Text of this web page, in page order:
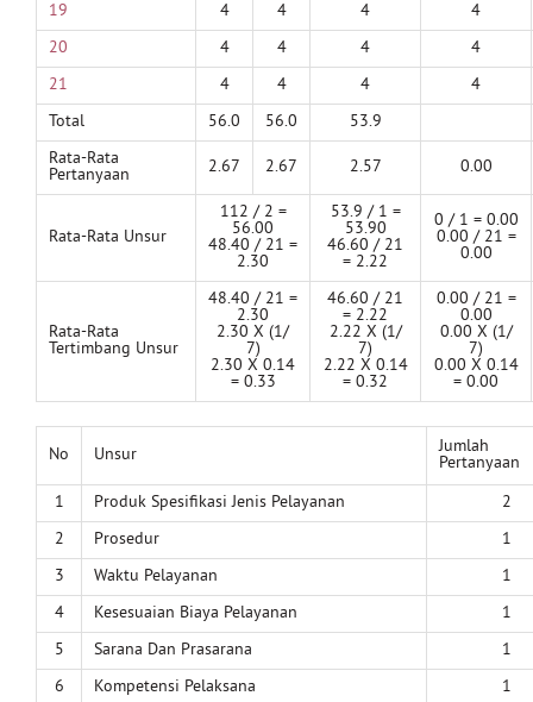
19
4 4 4
4
20
4 4 4
4
21
4 4 4
4
Total
56.0 56.0
53.9
Rata-Rata
Pertanyaan
2.67 2.67 2.57 0.00
Rata-Rata Unsur
112 / 2 =
56.00
48.40 / 21 =
2.30
53.9 / 1 =
53.90
46.60 / 21
= 2.22
0 / 1 = 0.00
0.00 / 21 =
0.00
Rata-Rata
Tertimbang Unsur
48.40 / 21 =
2.30
2.30 X (1/
7)
2.30 X 0.14
= 0.33
46.60 / 21
= 2.22
2.22 X (1/
7)
2.22 X 0.14
= 0.32
0.00 / 21 =
0.00
0.00 X (1/
7)
0.00 X 0.14
= 0.00
No Unsur
Jumlah
Pertanyaan
1
Produk Spesifikasi Jenis Pelayanan
2
2
Prosedur
1
3
Waktu Pelayanan
1
4
Kesesuaian Biaya Pelayanan
1
5
Sarana Dan Prasarana
1
6
Kompetensi Pelaksana 1